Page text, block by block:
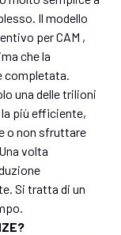
Il modello
per CAM ,
che la
una delle trilioni
più efficiente,
o non sfruttare
volta
Si tratta di un